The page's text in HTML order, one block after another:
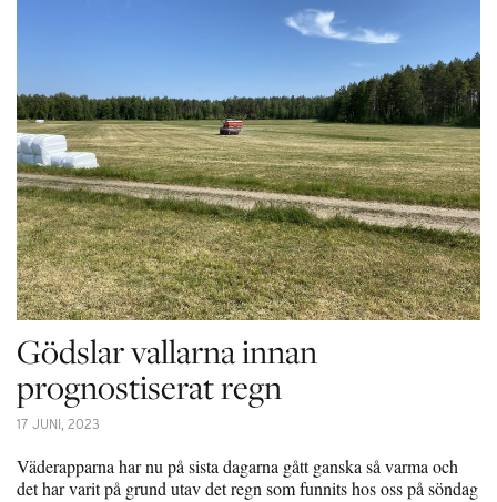
Gödslar vallarna innan
prognostiserat regn
17 JUNI, 2023
Väderapparna har nu på sista dagarna gått ganska så varma och
det har varit på grund utav det regn som funnits hos oss på söndag